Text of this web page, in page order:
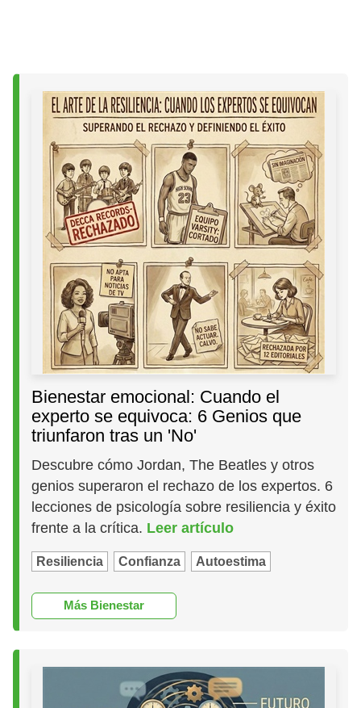
Bienestar emocional: Cuando el
experto se equivoca: 6 Genios que
triunfaron tras un 'No'
Descubre cómo Jordan, The Beatles y otros
genios superaron el rechazo de los expertos. 6
lecciones de psicología sobre resiliencia y éxito
frente a la crítica. Leer artículo
Resiliencia Confianza Autoestima
Más Bienestar